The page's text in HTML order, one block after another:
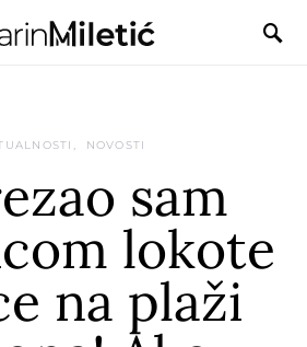
NOVOSTI
sam
lokote
na plaži